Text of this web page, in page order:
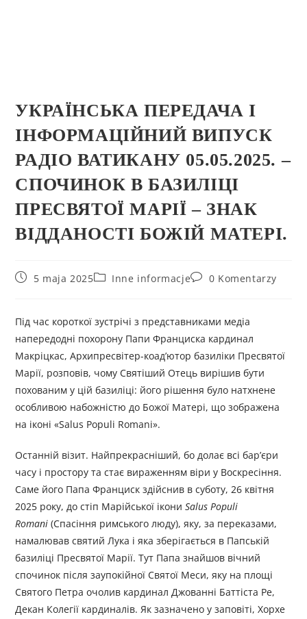
УКРАЇНСЬКА ПЕРЕДАЧА І
ІНФОРМАЦІЙНИЙ ВИПУСК
РАДІО ВАТИКАНУ 05.05.2025. –
СПОЧИНОК В БАЗИЛІЦІ
ПРЕСВЯТОЇ МАРІЇ – ЗНАК
ВІДДАНОСТІ БОЖІЙ МАТЕРІ.
5 maja 2025 Inne informacje 0 Komentarzy
Під час короткої зустрічі з представниками медіа
напередодні похорону Папи Франциска кардинал
Макріцкас, Архипресвітер-коадʼютор базиліки Пресвятої
Марії, розповів, чому Святіший Отець вирішив бути
похованим у цій базиліці: його рішення було натхнене
особливою набожністю до Божої Матері, що зображена
на іконі «Salus Populi Romani».
Останній візит. Найпрекрасніший, бо долає всі бар’єри
часу і простору та стає вираженням віри у Воскресіння.
Саме його Папа Франциск здійснив в суботу, 26 квітня
2025 року, до стіп Марійської ікониSalus Populi
Romani (Спасіння римського люду), яку, за переказами,
намалював святий Лука і яка зберігається в Папській
базиліці Пресвятої Марії. Тут Папа знайшов вічний
спочинок після заупокійної Святої Меси, яку на площі
Святого Петра очолив кардинал Джованні Баттіста Ре,
Декан Колегії кардиналів. Як зазначено у заповіті, Хорхе